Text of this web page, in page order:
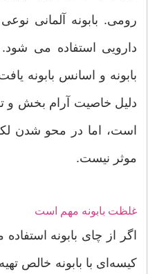
رومی. بابونه آلمانی
دارویی استفاده می
بابونه و اسانس بابونه
دلیل خاصیت آرام بخش و
است، اما در محو شدن
موثر نیست.
غلظت بابونه مهم است
اگر از چای بابونه
کیسه‌ای با بابونه خالص